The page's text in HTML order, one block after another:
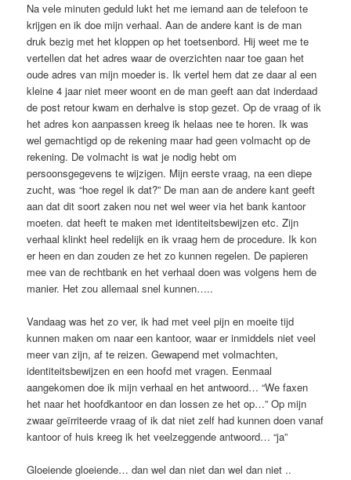
Na vele minuten geduld lukt het me iemand aan de telefoon te
krijgen en ik doe mijn verhaal. Aan de andere kant is de man
druk bezig met het kloppen op het toetsenbord. Hij weet me te
vertellen dat het adres waar de overzichten naar toe gaan het
oude adres van mijn moeder is. Ik vertel hem dat ze daar al een
kleine 4 jaar niet meer woont en de man geeft aan dat inderdaad
de post retour kwam en derhalve is stop gezet. Op de vraag of ik
het adres kon aanpassen kreeg ik helaas nee te horen. Ik was
wel gemachtigd op de rekening maar had geen volmacht op de
rekening. De volmacht is wat je nodig hebt om
persoonsgegevens te wijzigen. Mijn eerste vraag, na een diepe
zucht, was “hoe regel ik dat?” De man aan de andere kant geeft
aan dat dit soort zaken nou net wel weer via het bank kantoor
moeten. dat heeft te maken met identiteitsbewijzen etc. Zijn
verhaal klinkt heel redelijk en ik vraag hem de procedure. Ik kon
er heen en dan zouden ze het zo kunnen regelen. De papieren
mee van de rechtbank en het verhaal doen was volgens hem de
manier. Het zou allemaal snel kunnen…..
Vandaag was het zo ver, ik had met veel pijn en moeite tijd
kunnen maken om naar een kantoor, waar er inmiddels niet veel
meer van zijn, af te reizen. Gewapend met volmachten,
identiteitsbewijzen en een hoofd met vragen. Eenmaal
aangekomen doe ik mijn verhaal en het antwoord… “We faxen
het naar het hoofdkantoor en dan lossen ze het op…” Op mijn
zwaar geïrriteerde vraag of ik dat niet zelf had kunnen doen vanaf
kantoor of huis kreeg ik het veelzeggende antwoord… “ja”
Gloeiende gloeiende… dan wel dan niet dan wel dan niet ..